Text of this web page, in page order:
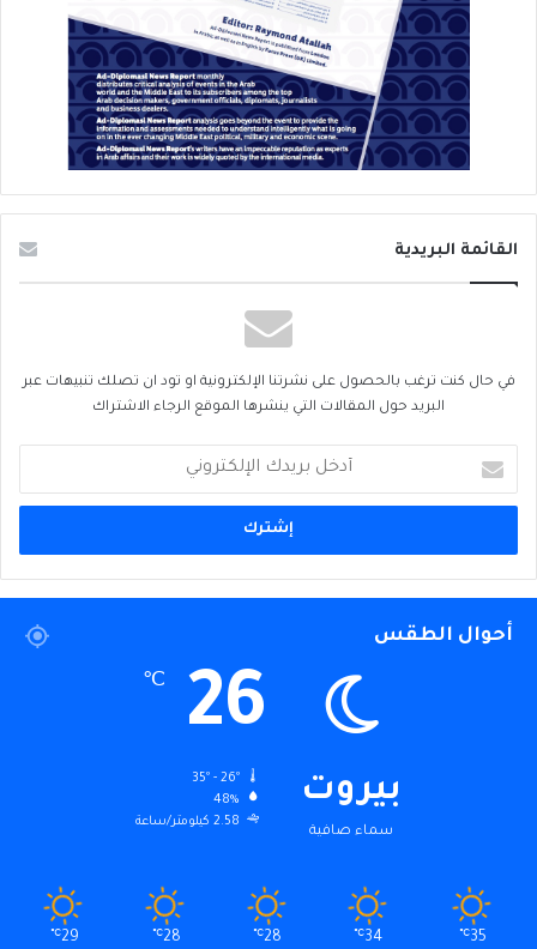
القائمة البريدية
في حال كنت ترغب بالحصول على نشرتنا الإلكترونية او تود ان تصلك تنبيهات عبر
البريد حول المقالات التي ينشرها الموقع الرجاء الاشتراك
بريدك
الإلكتروني
أحوال الطقس
بيروت
سماء صافية
26
℃
48%
2.58 كيلومتر/ساعة
35
℃
34
℃
28
℃
28
℃
29
℃